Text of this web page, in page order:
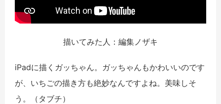
描いてみた人：編集ノザキ
iPadに描くガッちゃん。ガッちゃんもかわいいのです
が、いちごの描き方も絶妙なんですよね。美味しそ
う。（タブチ）